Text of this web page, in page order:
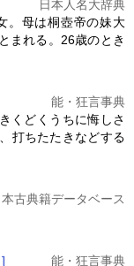
日本人名大辞典
。母は桐壺帝の妹大
まれる。26歳のとき
能・狂言事典
くどくうちに悔しさ
打ちたたきなどする
古典籍データベース
能・狂言事典